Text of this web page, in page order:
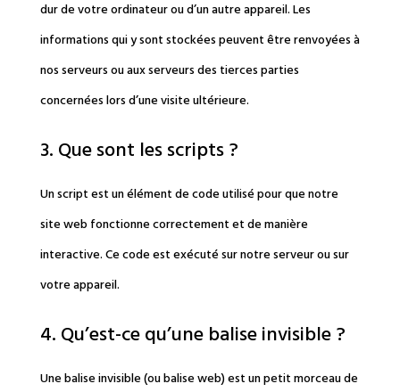
dur de votre ordinateur ou d’un autre appareil. Les
informations qui y sont stockées peuvent être renvoyées à
nos serveurs ou aux serveurs des tierces parties
concernées lors d’une visite ultérieure.
3. Que sont les scripts ?
Un script est un élément de code utilisé pour que notre
site web fonctionne correctement et de manière
interactive. Ce code est exécuté sur notre serveur ou sur
votre appareil.
4. Qu’est-ce qu’une balise invisible ?
Une balise invisible (ou balise web) est un petit morceau de